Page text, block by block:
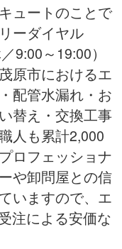
ュートのことで
ーダイヤル
9:00～19:00）
原市におけるエ
配管水漏れ・お
替え・ 交換工事
人も累計2,000
ロフェッショナ
や卸問屋との信
いますので、エ
注による安価な